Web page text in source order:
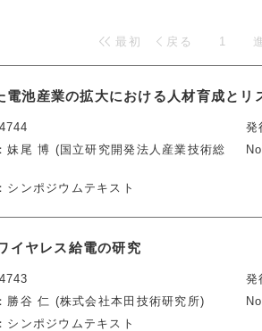
最初
戻る 1
電池産業の拡大における人材育成と
妹尾 博 (国立研究開発法人産業技術総
シンポジウムテキスト
発
イヤレス給電の研究
勝谷 仁 (株式会社本田技術研究所)
シンポジウムテキスト
発